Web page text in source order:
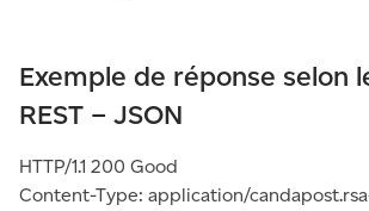
Exemple de réponse selon
REST – JSON
HTTP/1.1 200 Good
Content-Type: application/